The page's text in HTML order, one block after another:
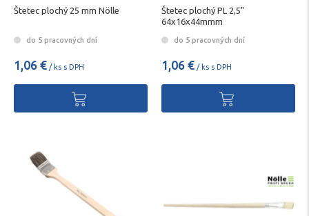
Štetec plochý 25 mm Nölle
do 5 pracovných dní
1,06 € / ks s DPH
Štetec plochý PL 2,5"
64x16x44mmm
do 5 pracovných dní
1,06 € / ks s DPH